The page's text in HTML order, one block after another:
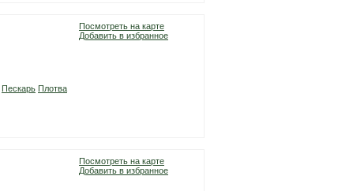
Пескарь Плотва
Посмотреть на карте
Добавить в избранное
Посмотреть на карте
Добавить в избранное